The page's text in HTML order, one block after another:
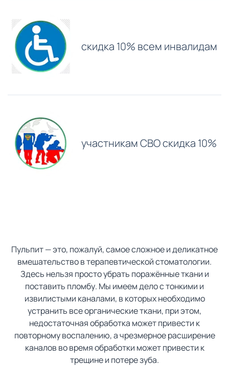
скидка 10% всем инвалидам
участникам СВО скидка 10%
Пульпит — это, пожалуй, самое сложное и деликатное
вмешательство в терапевтической стоматологии.
Здесь нельзя просто убрать поражённые ткани и
поставить пломбу. Мы имеем дело с тонкими и
извилистыми каналами, в которых необходимо
устранить все органические ткани, при этом,
недостаточная обработка может привести к
повторному воспалению, а чрезмерное расширение
каналов во время обработки может привести к
трещине и потере зуба.